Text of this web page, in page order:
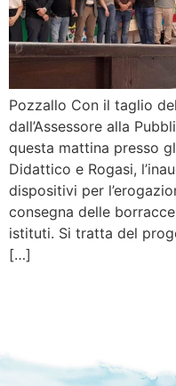
Pozzallo Con il taglio
dall’Assessore alla
questa mattina presso
Didattico e Rogasi,
dispositivi per
consegna delle
istituti. Si tratta del
[…]